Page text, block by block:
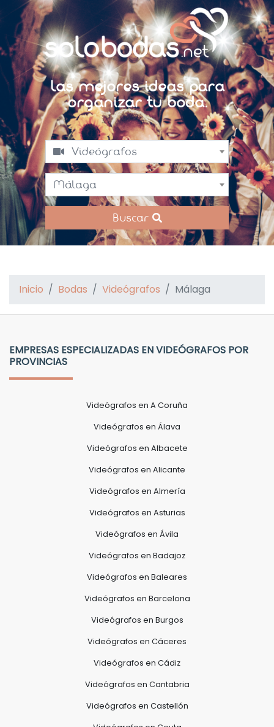
Las mejores ideas para
organizar tu boda.
Videógrafos
Málaga
Buscar
Inicio Bodas Videógrafos Málaga
EMPRESAS ESPECIALIZADAS EN VIDEÓGRAFOS POR
PROVINCIAS
Videógrafos en A Coruña
Videógrafos en Álava
Videógrafos en Albacete
Videógrafos en Alicante
Videógrafos en Almería
Videógrafos en Asturias
Videógrafos en Ávila
Videógrafos en Badajoz
Videógrafos en Baleares
Videógrafos en Barcelona
Videógrafos en Burgos
Videógrafos en Cáceres
Videógrafos en Cádiz
Videógrafos en Cantabria
Videógrafos en Castellón